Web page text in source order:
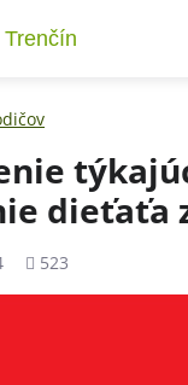
dieťaťa
Počet
523